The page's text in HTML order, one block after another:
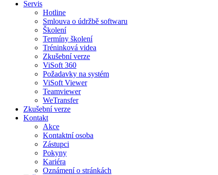
Servis
Hotline
Smlouva o údržbě softwaru
Školení
Termíny školení
Tréninková videa
Zkušební verze
ViSoft 360
Požadavky na systém
ViSoft Viewer
Teamviewer
WeTransfer
Zkušební verze
Kontakt
Akce
Kontaktní osoba
Zástupci
Pokyny
Kariéra
Oznámení o stránkách